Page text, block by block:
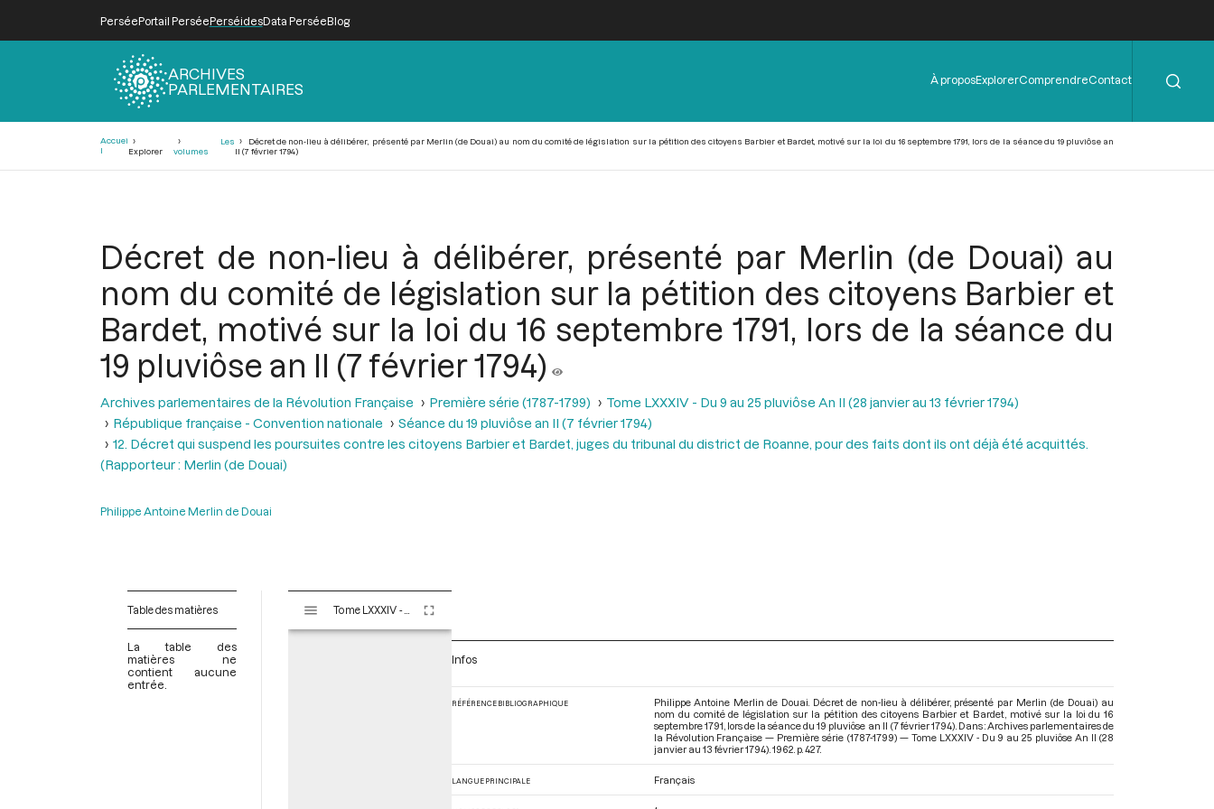
PerséePortail PerséePerséidesData PerséeBlog
ARCHIVES
PARLEMENTAIRES
Menu
de
À proposExplorerComprendreContact
Accuei
l
Explorer
Les
volumes
Décret de non-lieu à délibérer, présenté par Merlin (de Douai) au nom du comité de législation sur la pétition des citoyens Barbier et Bardet, motivé sur la loi du 16 septembre 1791, lors de la séance du 19 pluviôse an
II (7 février 1794)
Décret de non-lieu à délibérer, présenté par Merlin (de Douai) au
nom du comité de législation sur la pétition des citoyens Barbier et
Bardet, motivé sur la loi du 16 septembre 1791, lors de la séance du
19 pluviôse an II (7 février 1794)
Archives parlementaires de la Révolution Française Première série (1787-1799)
Tome LXXXIV - Du 9 au 25 pluviôse An II (28 janvier au 13 février 1794)
République française - Convention nationale
Séance du 19 pluviôse an II (7 février 1794)
12. Décret qui suspend les poursuites contre les citoyens Barbier et Bardet, juges du tribunal du district de Roanne, pour des faits dont ils ont déjà été acquittés.
(Rapporteur : Merlin (de Douai)
Philippe Antoine Merlin de Douai
Table des matières
La table des
matières ne
contient aucune
entrée.
s
Infos
RÉFÉRENCE BIBLIOGRAPHIQUE
Philippe Antoine Merlin de Douai. Décret de non-lieu à délibérer, présenté par Merlin (de Douai) au
nom du comité de législation sur la pétition des citoyens Barbier et Bardet, motivé sur la loi du 16
septembre 1791, lors de la séance du 19 pluviôse an II (7 février 1794). Dans : Archives parlementaires de
la Révolution Française — Première série (1787-1799) — Tome LXXXIV - Du 9 au 25 pluviôse An II (28
janvier au 13 février 1794) . 1962. p. 427.
LANGUE PRINCIPALE Français